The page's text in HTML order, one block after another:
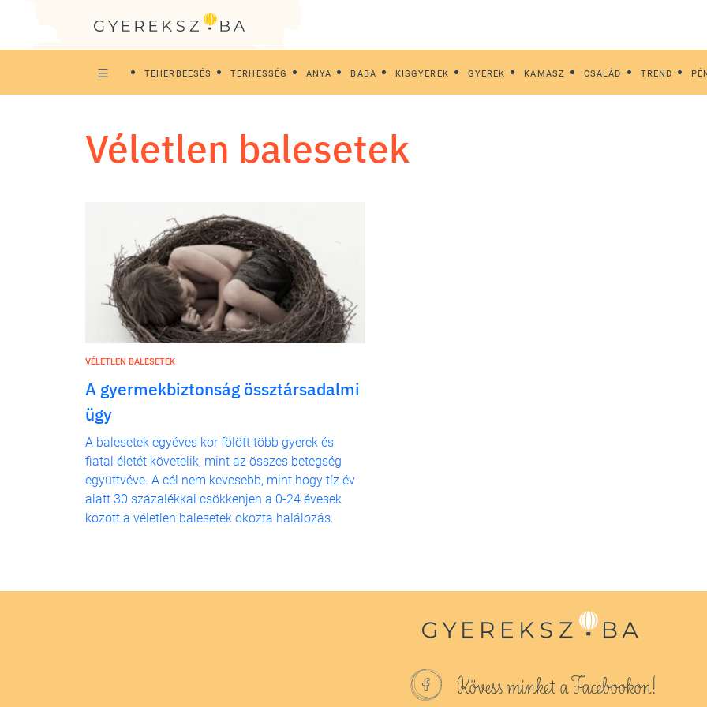
TEHERBEESÉS TERHESSÉG ANYA BABA KISGYEREK GYEREK KAMASZ CSALÁD TREND
véletlen balesetek
VÉLETLEN BALESETEK
A gyermekbiztonság össztársadalmi
ügy
A balesetek egyéves kor fölött több gyerek és
fiatal életét követelik, mint az összes betegség
együttvéve. A cél nem kevesebb, mint hogy tíz év
alatt 30 százalékkal csökkenjen a 0-24 évesek
között a véletlen balesetek okozta halálozás.
Kövess minket a Facebookon!